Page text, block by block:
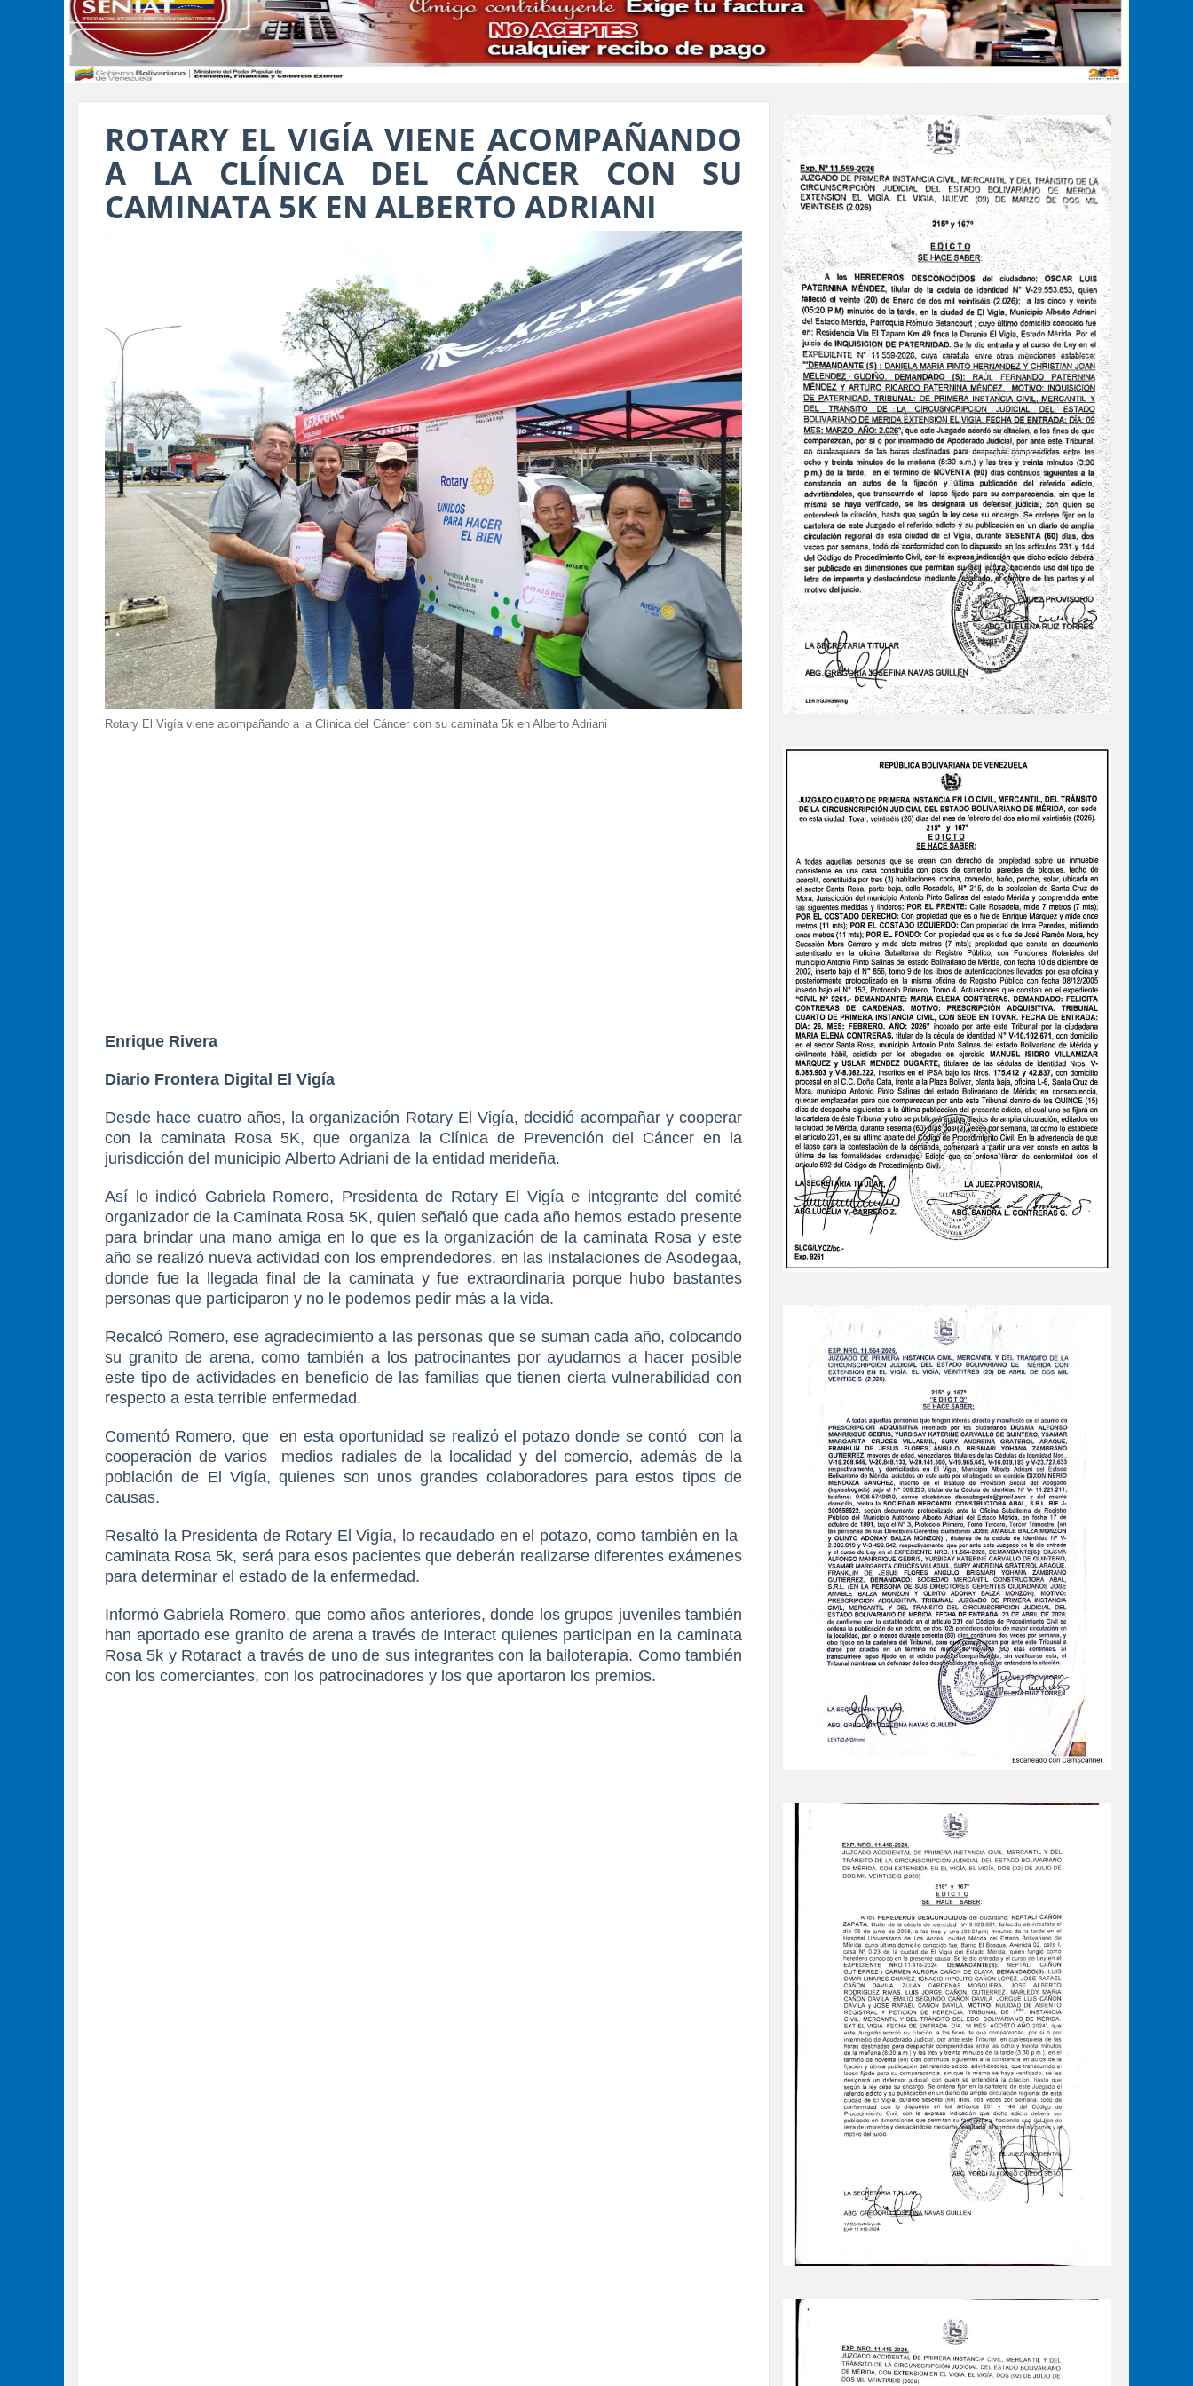
ROTARY EL VIGÍA VIENE ACOMPAÑANDO
A LA CLÍNICA DEL CÁNCER CON SU
CAMINATA 5K EN ALBERTO ADRIANI
Rotary El Vigía viene acompañando a la Clínica del Cáncer con su caminata 5k en Alberto Adriani
Enrique Rivera
Diario Frontera Digital El Vigía
Desde hace cuatro años, la organización Rotary El Vigía, decidió acompañar y cooperar
con la caminata Rosa 5K, que organiza la Clínica de Prevención del Cáncer en la
jurisdicción del municipio Alberto Adriani de la entidad merideña.
Así lo indicó Gabriela Romero, Presidenta de Rotary El Vigía e integrante del comité
organizador de la Caminata Rosa 5K, quien señaló que cada año hemos estado presente
para brindar una mano amiga en lo que es la organización de la caminata Rosa y este
año se realizó nueva actividad con los emprendedores, en las instalaciones de Asodegaa,
donde fue la llegada final de la caminata y fue extraordinaria porque hubo bastantes
personas que participaron y no le podemos pedir más a la vida.
Recalcó Romero, ese agradecimiento a las personas que se suman cada año, colocando
su granito de arena, como también a los patrocinantes por ayudarnos a hacer posible
este tipo de actividades en beneficio de las familias que tienen cierta vulnerabilidad con
respecto a esta terrible enfermedad.
Comentó Romero, que en esta oportunidad se realizó el potazo donde se contó
con la
cooperación de varios
medios radiales de la localidad y del comercio, además de la
población de El Vigía, quienes son unos grandes colaboradores para estos tipos de
causas.
Resaltó la Presidenta de Rotary El Vigía, lo recaudado en el potazo, como también en la
caminata Rosa 5k, será para esos pacientes que deberán realizarse diferentes exámenes
para determinar el estado de la enfermedad.
Informó Gabriela Romero, que como años anteriores, donde los grupos juveniles también
han aportado ese granito de arena a través de Interact quienes participan en la caminata
Rosa 5k y Rotaract a través de uno de sus integrantes con la bailoterapia. Como también
con los comerciantes, con los patrocinadores y los que aportaron los premios.